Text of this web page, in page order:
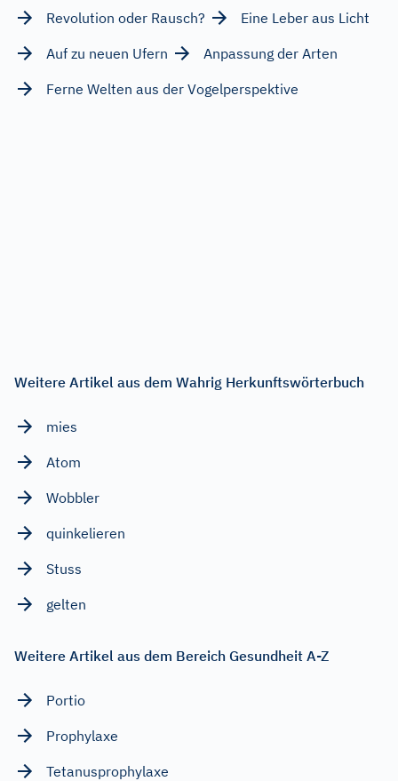
Revolution oder Rausch?
Eine Leber aus Licht
Auf zu neuen Ufern
Anpassung der Arten
Ferne Welten aus der Vogelperspektive
Weitere Artikel aus dem Wahrig Herkunftswörterbuch
mies
Atom
Wobbler
quinkelieren
Stuss
gelten
Weitere Artikel aus dem Bereich Gesundheit A-Z
Portio
Prophylaxe
Tetanusprophylaxe